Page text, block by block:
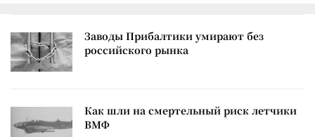
Заводы Прибалтики умирают без
российского рынка
Как шли на смертельный риск летчики
ВМФ